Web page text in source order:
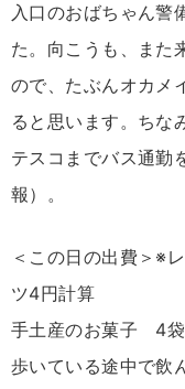
入口のおばちゃん警
た。向こうも、また
ので、たぶんオカメ
ると思います。ちな
テスコまでバス通勤
報）。
＜この日の出費＞※
ツ4円計算
手土産のお菓子 4袋
歩いている途中で